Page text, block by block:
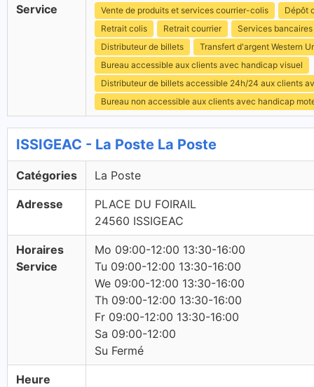
Service Vente de produits et services courrier-colis
Dépôt
Retrait colis
Retrait courrier
Services bancaires
Distributeur de billets
Transfert d'argent Western
Bureau accessible aux clients avec handicap visuel
Distributeur de billets accessible 24h/24 aux clients
Bureau non accessible aux clients avec handicap
ISSIGEAC - La Poste La Poste
Catégories La Poste
Adresse
PLACE DU FOIRAIL
24560 ISSIGEAC
Horaires
Service
Mo 09:00-12:00 13:30-16:00
Tu 09:00-12:00 13:30-16:00
We 09:00-12:00 13:30-16:00
Th 09:00-12:00 13:30-16:00
Fr 09:00-12:00 13:30-16:00
Sa 09:00-12:00
Su Fermé
Heure